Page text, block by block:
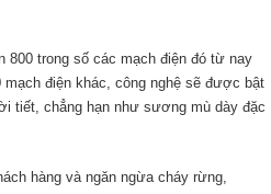
800 trong số các mạch điện đó từ nay
điện khác, công nghệ sẽ được bật
tiết, chẳng hạn như sương mù dày đặc
hàng và ngăn ngừa cháy rừng,